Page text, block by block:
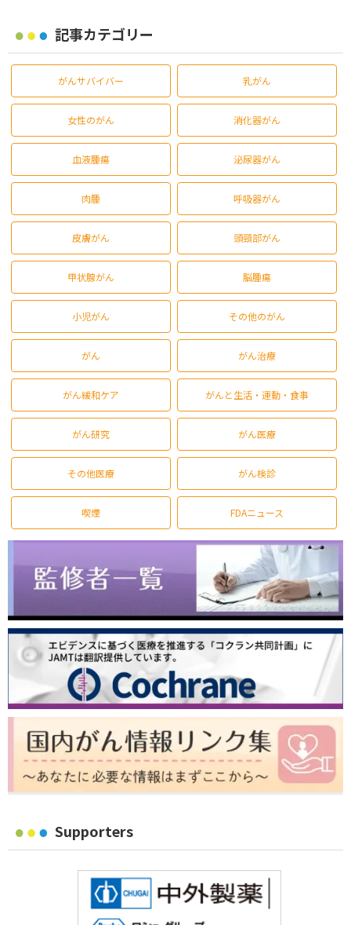
記事カテゴリー
がんサバイバー 乳がん
女性のがん 消化器がん
血液腫瘍 泌尿器がん
肉腫 呼吸器がん
皮膚がん 頭頸部がん
甲状腺がん 脳腫瘍
小児がん その他のがん
がん がん治療
がん緩和ケア がんと生活・運動・食事
がん研究 がん医療
その他医療 がん検診
喫煙 FDAニュース
Supporters